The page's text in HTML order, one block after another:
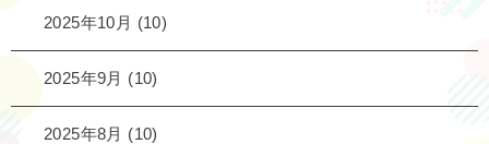
2025年10月 (10)
2025年9月 (10)
2025年8月 (10)